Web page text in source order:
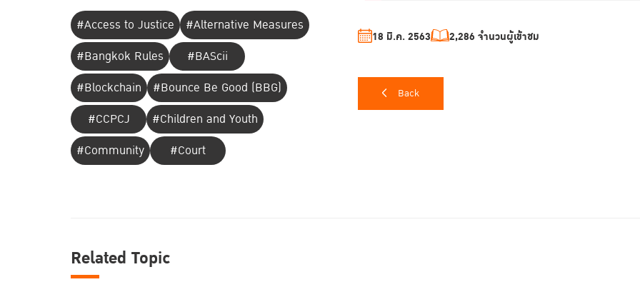
18 มี.ค. 2563 2,286 จำนวนผู้เข้าชม
Back
#Access to Justice
#Alternative Measures
#Bangkok Rules
#BAScii
#Blockchain
#Bounce Be Good (BBG)
#CCPCJ
#Children and Youth
#Community
#Court
Related Topic